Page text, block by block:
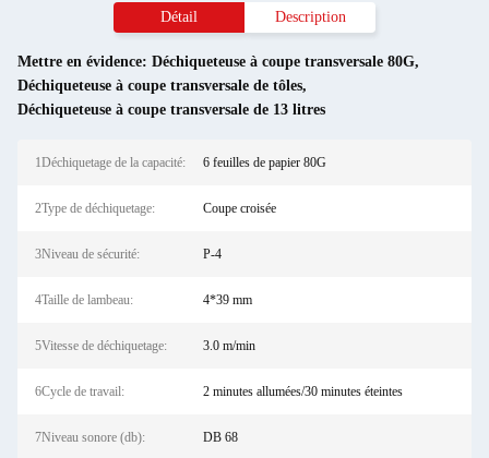
Détail Description
Mettre en évidence: Déchiqueteuse à coupe transversale 80G,
Déchiqueteuse à coupe transversale de tôles,
Déchiqueteuse à coupe transversale de 13 litres
1Déchiquetage de la capacité: 6 feuilles de papier 80G
2Type de déchiquetage: Coupe croisée
3Niveau de sécurité: P-4
4Taille de lambeau: 4*39 mm
5Vitesse de déchiquetage: 3.0 m/min
6Cycle de travail: 2 minutes allumées/30 minutes éteintes
7Niveau sonore (db): DB 68